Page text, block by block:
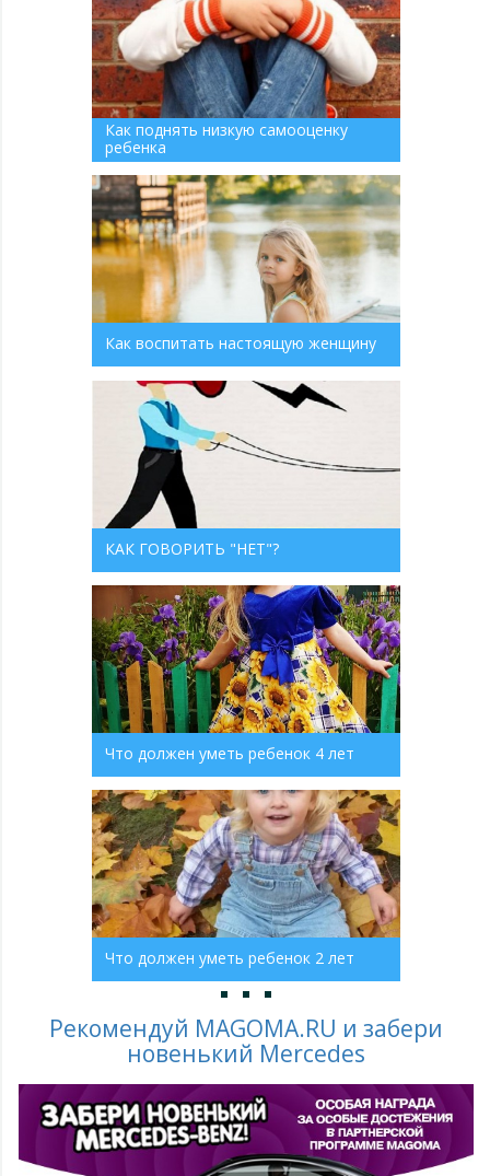
Как поднять низкую самооценку
ребенка
Как воспитать настоящую женщину
КАК ГОВОРИТЬ "НЕТ"?
Что должен уметь ребенок 4 лет
Что должен уметь ребенок 2 лет
Рекомендуй MAGOMA.RU и забери
новенький Mercedes